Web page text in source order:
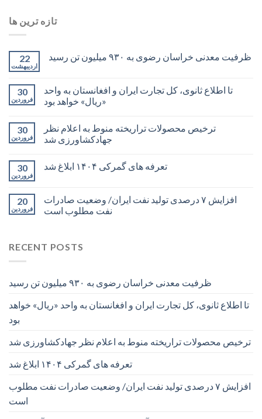
تازه ترین ها
22
اردیبهشت
ظرفیت معدنی خراسان رضوی به ۹۳۰ میلیون تن رسید
30
فروردین
تا اطلاع ثانوی، کل تجارت ایران و افغانستان به واحد
«ریال» خواهد بود
30
فروردین
ترخیص محصولات تراریخته منوط به اعلام نظر
جهادکشاورزی شد
30
فروردین
تعرفه های گمرکی ۱۴۰۴ ابلاغ شد
20
فروردین
افزایش ۷ درصدی تولید نفت ایران/ وضعیت صادرات
نفت مطلوب است
RECENT POSTS
ظرفیت معدنی خراسان رضوی به ۹۳۰ میلیون تن رسید
تا اطلاع ثانوی، کل تجارت ایران و افغانستان به واحد «ریال» خواهد
بود
ترخیص محصولات تراریخته منوط به اعلام نظر جهادکشاورزی شد
تعرفه های گمرکی ۱۴۰۴ ابلاغ شد
افزایش ۷ درصدی تولید نفت ایران/ وضعیت صادرات نفت مطلوب
است